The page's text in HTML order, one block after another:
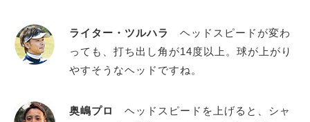
ライター・ツルハラ
ヘッドスピードが変わ
っても、打ち出し角が14度以上。球が上がり
やすそうなヘッドですね。
奥嶋プロ
ヘッドスピードを上げると、シャ